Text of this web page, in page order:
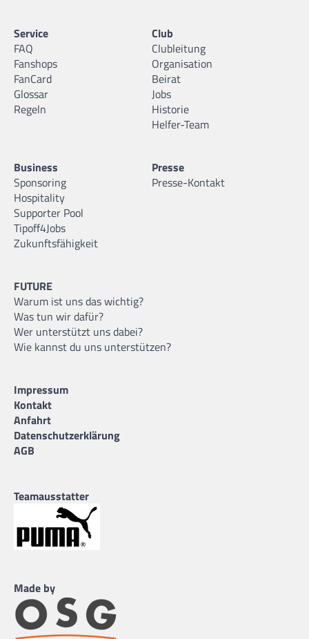
Service
FAQ
Fanshops
FanCard
Glossar
Regeln
Club
Clubleitung
Organisation
Beirat
Jobs
Historie
Helfer-Team
Business
Sponsoring
Hospitality
Supporter Pool
Tipoff4Jobs
Zukunftsfähigkeit
Presse
Presse-Kontakt
FUTURE
Warum ist uns das wichtig?
Was tun wir dafür?
Wer unterstützt uns dabei?
Wie kannst du uns unterstützen?
Impressum
Kontakt
Anfahrt
Datenschutzerklärung
AGB
Teamausstatter
Made by